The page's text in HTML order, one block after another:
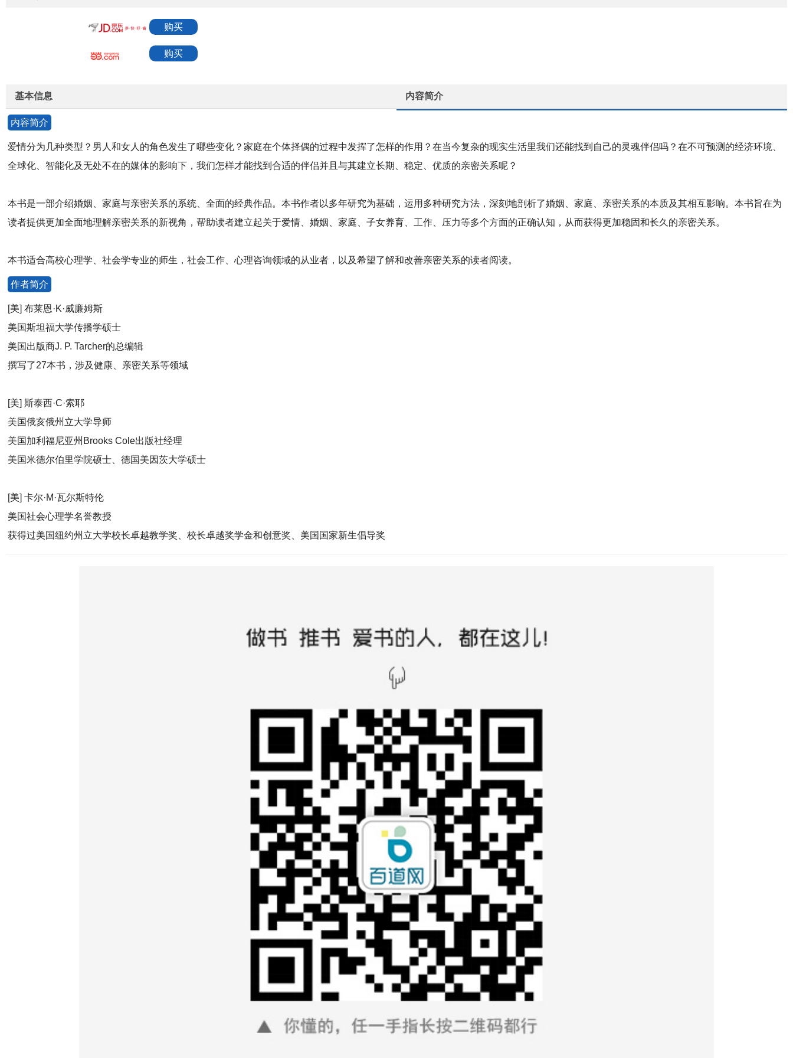
购买
购买
基本信息 内容简介
内容简介
爱情分为几种类型？男人和女人的角色发生了哪些变化？家庭在个体择偶的过程中发挥了怎样的作用？在当今复杂的现实生活里我们还能找到自己的灵魂伴侣吗？在不可预测的经济环境、
全球化、智能化及无处不在的媒体的影响下，我们怎样才能找到合适的伴侣并且与其建立长期、稳定、优质的亲密关系呢？
本书是一部介绍婚姻、家庭与亲密关系的系统、全面的经典作品。本书作者以多年研究为基础，运用多种研究方法，深刻地剖析了婚姻、家庭、亲密关系的本质及其相互影响。本书旨在为
读者提供更加全面地理解亲密关系的新视角，帮助读者建立起关于爱情、婚姻、家庭、子女养育、工作、压力等多个方面的正确认知，从而获得更加稳固和长久的亲密关系。
本书适合高校心理学、社会学专业的师生，社会工作、心理咨询领域的从业者，以及希望了解和改善亲密关系的读者阅读。
作者简介
[美] 布莱恩·K·威廉姆斯
美国斯坦福大学传播学硕士
美国出版商J. P. Tarcher的总编辑
撰写了27本书，涉及健康、亲密关系等领域
[美] 斯泰西·C·索耶
美国俄亥俄州立大学导师
美国加利福尼亚州Brooks Cole出版社经理
美国米德尔伯里学院硕士、德国美因茨大学硕士
[美] 卡尔·M·瓦尔斯特伦
美国社会心理学名誉教授
获得过美国纽约州立大学校长卓越教学奖、校长卓越奖学金和创意奖、美国国家新生倡导奖